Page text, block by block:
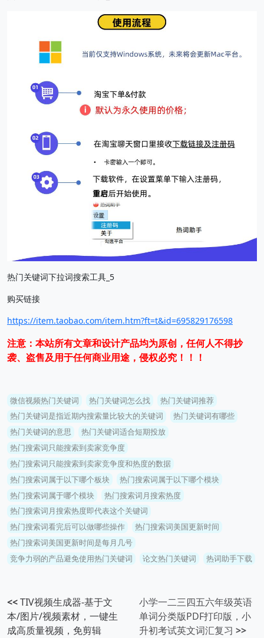
热门关键词下拉词搜索工具_5
购买链接
https://item.taobao.com/item.htm?ft=t&id=695829176598
注意：本站所有文章和设计产品均为原创，任何人不得抄
袭、盗售及用于任何商业用途，侵权必究！！！
微信视频热门关键词 热门关键词怎么找
热门关键词推荐
热门关键词是指近期内搜索量比较大的关键词
热门关键词有哪些
热门关键词的意思
热门关键词适合短期投放
热门搜索词只能搜索到卖家竞争度
热门搜索词只能搜索到卖家竞争度和热度的数据
热门搜索词属于以下哪个板块
热门搜索词属于以下哪个模块
热门搜索词属于哪个模块
热门搜索词月搜索热度
热门搜索词月搜索热度即代表这个关键词
热门搜索词看完后可以做哪些操作
热门搜索词美国更新时间
热门搜索词美国更新时间是每月几号
竞争力弱的产品避免使用热门关键词
论文热门关键词 热词助手下载
<<TIV视频生成器-基于文
本/图片/视频素材，一键生
成高质量视频，免剪辑
小学一二三四五六年级英语
单词分类版PDF打印版，小
升初考试英文词汇复习 >>